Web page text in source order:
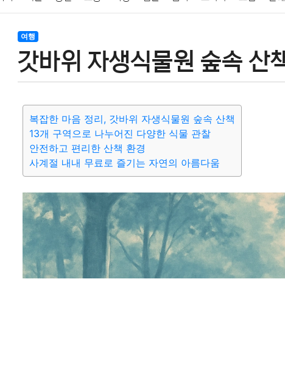
결혼 육아
기술 종교 사회 정치 건강 의료 의학 경제 마케팅
여행
갓바위 자생식물원 숲속 산
복잡한 마음 정리, 갓바위 자생식물원 숲속 산책
13개 구역으로 나누어진 다양한 식물 관찰
안전하고 편리한 산책 환경
사계절 내내 무료로 즐기는 자연의 아름다움